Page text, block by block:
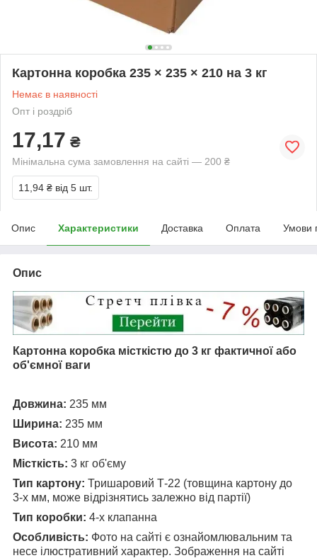
Картонна коробка 235 × 235 × 210 на 3 кг
Немає в наявності
Опт і роздріб
17,17 ₴
Мінімальна сума замовлення на сайті — 200 ₴
11,94 ₴ від 5 шт.
Опис Характеристики Доставка Оплата Умови
Опис
Картонна коробка місткістю до 3 кг фактичної або
об'ємної ваги
Довжина: 235 мм
Ширина: 235 мм
Висота: 210 мм
Місткість: 3 кг об'єму
Тип картону: Тришаровий Т-22 (товщина картону до
3-х мм, може відрізнятись залежно від партії)
Тип коробки: 4-х клапанна
Особливість: Фото на сайті є ознайомлювальним та
несе ілюстративний характер. Зображення на сайті